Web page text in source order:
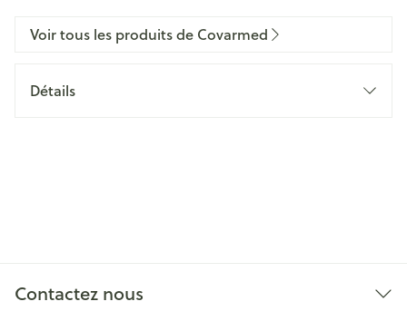
Voir tous les produits de Covarmed
Détails
Contactez nous